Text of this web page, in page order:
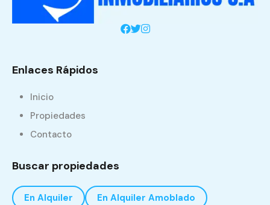
Enlaces Rápidos
Inicio
Propiedades
Contacto
Buscar propiedades
En Alquiler
En Alquiler Amoblado